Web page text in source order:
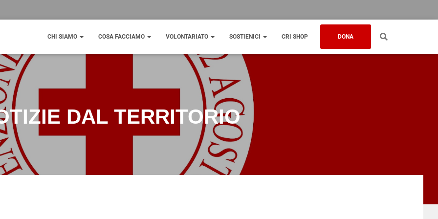
CHI SIAMO COSA FACCIAMO VOLONTARIATO SOSTIENICI CRI SHOP DONA
DAL TERRITORIO